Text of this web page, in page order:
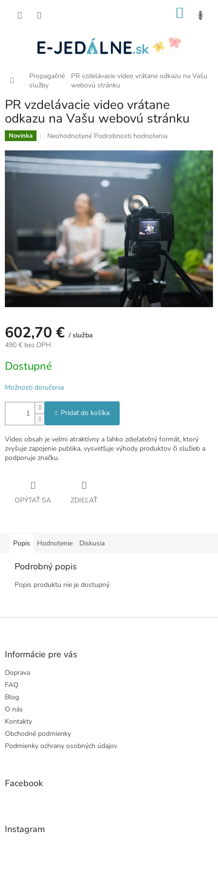
Domov
Propagačné
služby
PR vzdelávacie video vrátane odkazu na Vašu
webovú stránku
PR vzdelávacie video vrátane
odkazu na Vašu webovú stránku
Novinka
Priemerné
je
0,0
hviezdičiek.
Neohodnotené Podrobnosti hodnotenia
602,70 € / služba
490 € bez DPH
cena:
Dostupné
Možnosti doručenia
Pridať do košíka
Video obsah je veľmi atraktívny a ľahko zdieľateľný formát, ktorý
zvyšuje zapojenie publika, vysvetľuje výhody produktov či služieb a
podporuje značku.
OPÝTAŤ SA ZDIEĽAŤ
Popis Hodnotenie Diskusia
Podrobný popis
Popis produktu nie je dostupný
Z
Informácie pre vás
Doprava
FAQ
Blog
O nás
Kontakty
Obchodné podmienky
Podmienky ochrany osobných údajov
Facebook
Instagram